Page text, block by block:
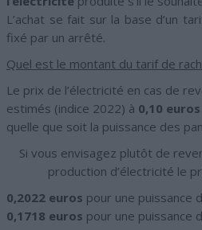
L’achat se fait sur la base d’un
fixé par un arrêté.
Quel est le montant du tarif de
Le prix de l’électricité en cas de
estimés (indice 2022) à 0,10
quelle que soit la puissance des
Si vous envisagez plutôt de
production d’électricité le
0,2022 euros pour une puissance
0,1718 euros pour une puissance